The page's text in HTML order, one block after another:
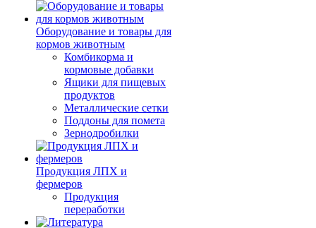
Оборудование и товары для
кормов животным
Комбикорма и
кормовые добавки
Ящики для пищевых
продуктов
Металлические сетки
Поддоны для помета
Зернодробилки
Продукция ЛПХ и
фермеров
Продукция
переработки